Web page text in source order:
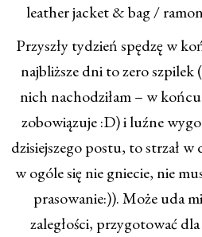
leather jacket & bag /
Przyszły tydzień spędzę w
najbliższe dni to zero szpilek
nich nachodziłam – w
zobowiązuje :D) i luźne
dzisiejszego postu, to strzał
w ogóle się nie gniecie, nie
prasowanie:)). Może uda
zaległości, przygotować